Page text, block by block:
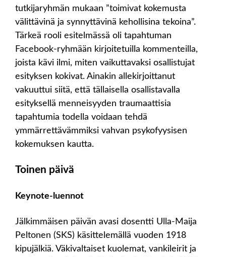
tutkijaryhmän mukaan ”toimivat kokemusta
välittävinä ja synnyttävinä kehollisina tekoina”.
Tärkeä rooli esitelmässä oli tapahtuman
Facebook-ryhmään kirjoitetuilla kommenteilla,
joista kävi ilmi, miten vaikuttavaksi osallistujat
esityksen kokivat. Ainakin allekirjoittanut
vakuuttui siitä, että tällaisella osallistavalla
esityksellä menneisyyden traumaattisia
tapahtumia todella voidaan tehdä
ymmärrettävämmiksi vahvan psykofyysisen
kokemuksen kautta.
Toinen päivä
Keynote-luennot
Jälkimmäisen päivän avasi dosentti Ulla-Maija
Peltonen (SKS) käsittelemällä vuoden 1918
kipujälkiä. Väkivaltaiset kuolemat, vankileirit ja